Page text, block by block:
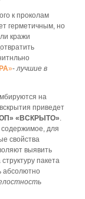
к проколам
герметичным, но
кражи
»-лучшие в
на
приведет
«ВСКРЫТО».
содержимое, для
свойства
выявить
пакета
абсолютно